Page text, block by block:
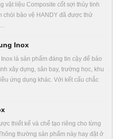
vật liệu Composite cốt sợi thủy tinh
chòi bảo vệ HANDY đã được thử
Inox
là sản phẩm đáng tin cậy để bảo
xây dựng, sân bay, trường học, khu
ứng dụng khác. Với kết cấu chắc
thiết kế và chế tạo riêng cho từng
thường sản phẩm này hay đặt ở